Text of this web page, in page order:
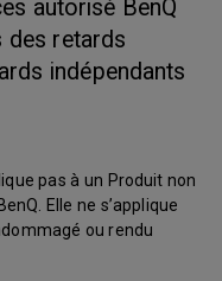
autorisé BenQ
des retards
indépendants
pas à un Produit non
Elle ne s’applique
ou rendu